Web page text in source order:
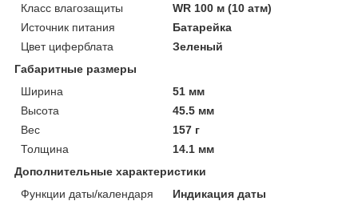
Класс влагозащиты
WR 100 м (10 атм)
Источник питания
Батарейка
Цвет циферблата
Зеленый
Габаритные размеры
Ширина
51 мм
Высота
45.5 мм
Вес
157 г
Толщина
14.1 мм
Дополнительные характеристики
Функции даты/календаря
Индикация даты